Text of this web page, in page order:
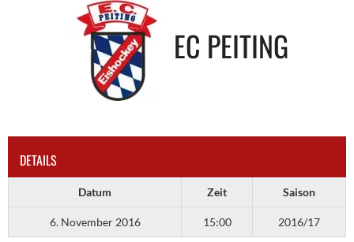
EC PEITING
DETAILS
Datum Zeit Saison
6. November 2016 15:00 2016/17